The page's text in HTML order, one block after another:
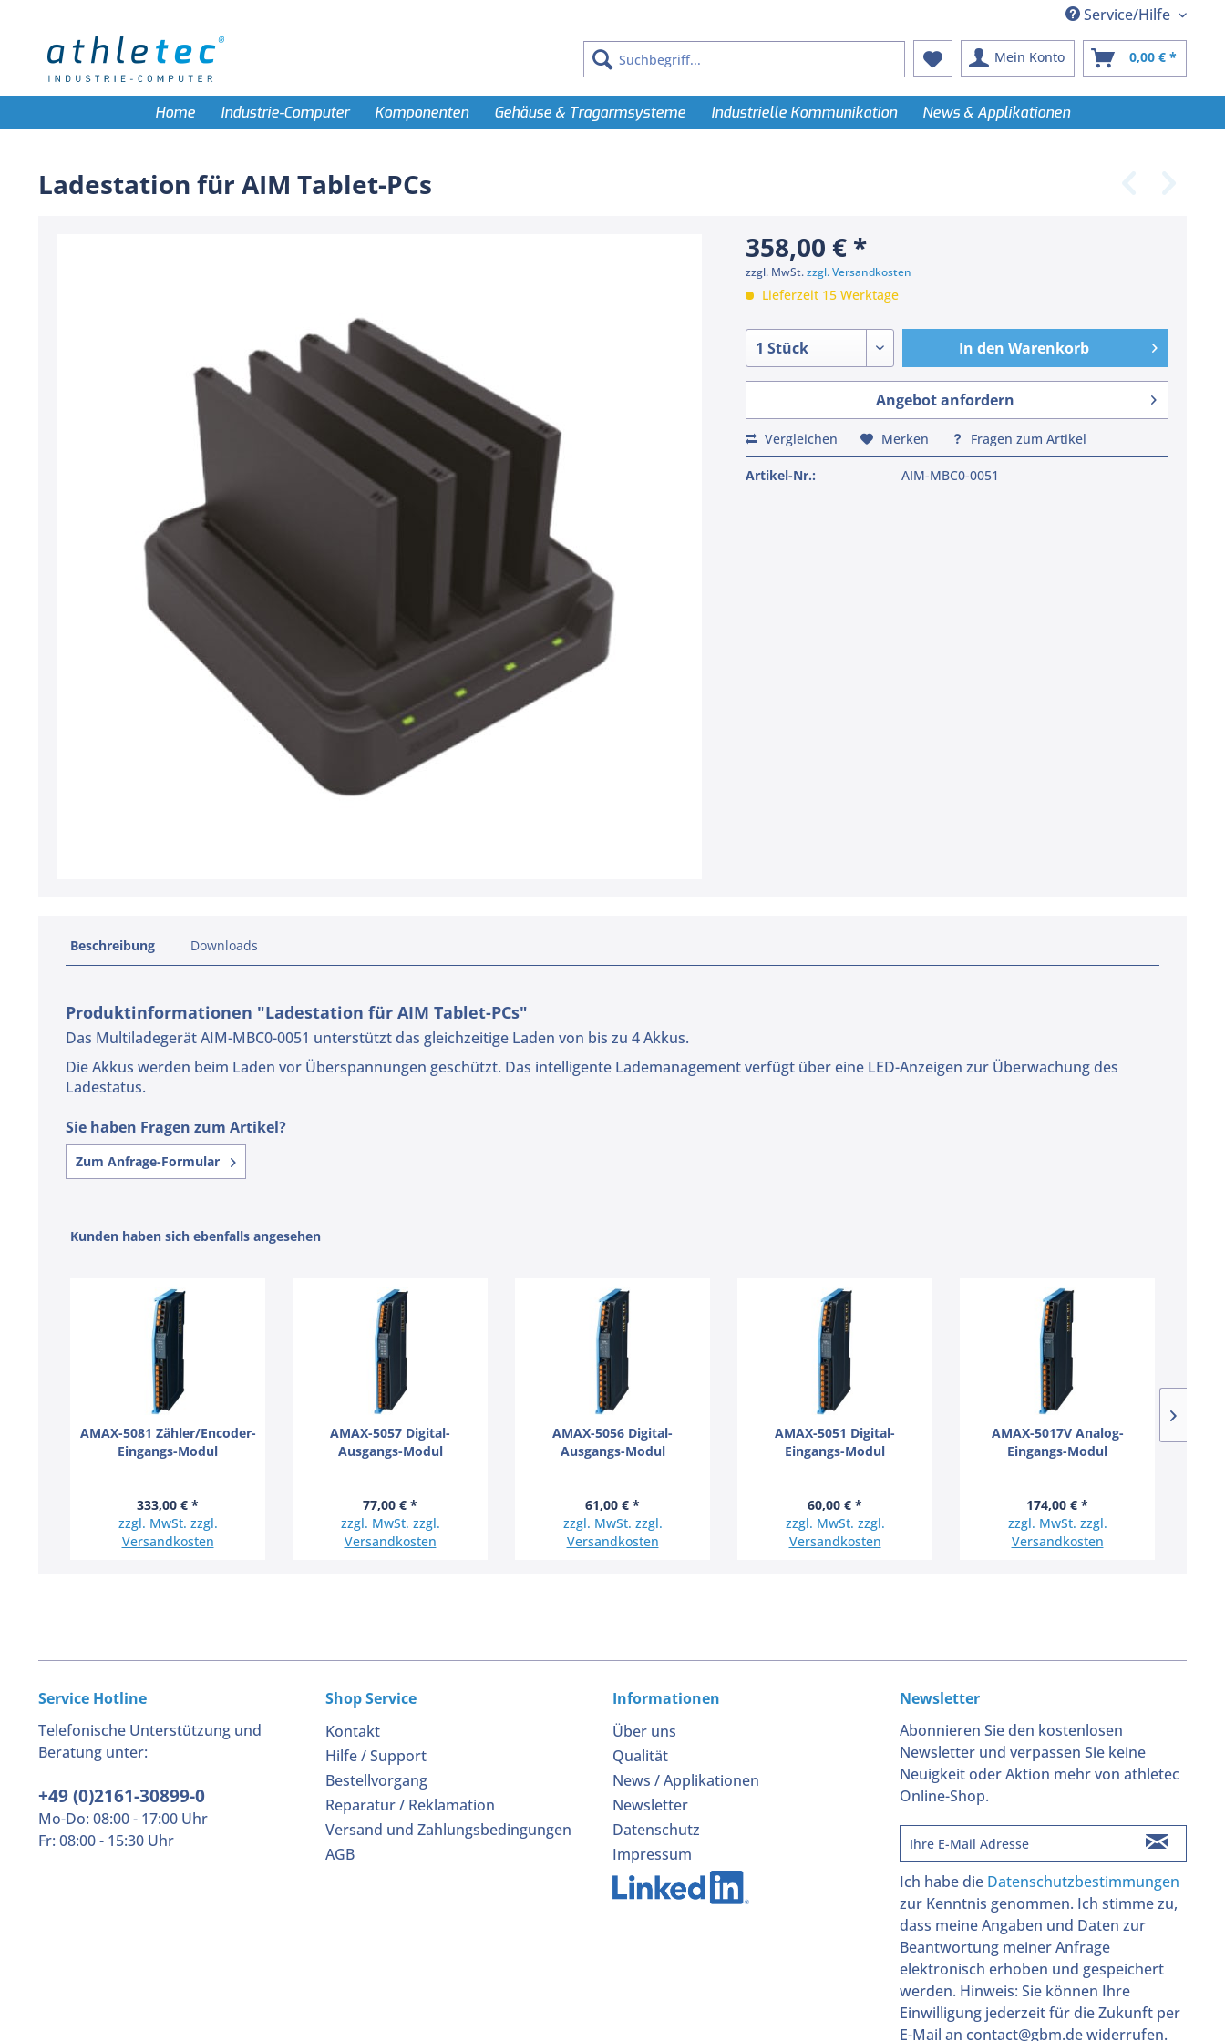
Service/Hilfe
Mein Konto 0,00 € *
Home Industrie-Computer Komponenten Gehäuse & Tragarmsysteme Industrielle Kommunikation News & Applikationen
Ladestation für AIM Tablet-PCs
358,00 € *
zzgl. MwSt.zzgl. Versandkosten
Lieferzeit 15 Werktage
In den Warenkorb
Angebot anfordern
Vergleichen Merken Fragen zum Artikel
Artikel-Nr.: AIM-MBC0-0051
Beschreibung Downloads
Produktinformationen "Ladestation für AIM Tablet-PCs"
Das Multiladegerät AIM-MBC0-0051 unterstützt das gleichzeitige Laden von bis zu 4 Akkus.
Die Akkus werden beim Laden vor Überspannungen geschützt. Das intelligente Lademanagement verfügt über eine LED-Anzeigen zur Überwachung des
Ladestatus.
Sie haben Fragen zum Artikel?
Zum Anfrage-Formular
Kunden haben sich ebenfalls angesehen
AMAX-5081 Zähler/Encoder-
Eingangs-Modul
333,00 € *
zzgl. MwSt. zzgl.
Versandkosten
AMAX-5057 Digital-
Ausgangs-Modul
77,00 € *
zzgl. MwSt. zzgl.
Versandkosten
AMAX-5056 Digital-
Ausgangs-Modul
61,00 € *
zzgl. MwSt. zzgl.
Versandkosten
AMAX-5051 Digital-
Eingangs-Modul
60,00 € *
zzgl. MwSt. zzgl.
Versandkosten
AMAX-5017V Analog-
Eingangs-Modul
174,00 € *
zzgl. MwSt. zzgl.
Versandkosten
Service Hotline
Telefonische Unterstützung und
Beratung unter:
+49 (0)2161-30899-0
Mo-Do: 08:00 - 17:00 Uhr
Fr: 08:00 - 15:30 Uhr
Shop Service
Kontakt
Hilfe / Support
Bestellvorgang
Reparatur / Reklamation
Versand und Zahlungsbedingungen
AGB
Informationen
Über uns
Qualität
News / Applikationen
Newsletter
Datenschutz
Impressum
Newsletter
Abonnieren Sie den kostenlosen
Newsletter und verpassen Sie keine
Neuigkeit oder Aktion mehr von athletec
Online-Shop.
Ich habe die Datenschutzbestimmungen
zur Kenntnis genommen. Ich stimme zu,
dass meine Angaben und Daten zur
Beantwortung meiner Anfrage
elektronisch erhoben und gespeichert
werden. Hinweis: Sie können Ihre
Einwilligung jederzeit für die Zukunft per
E-Mail an contact@gbm.de widerrufen.